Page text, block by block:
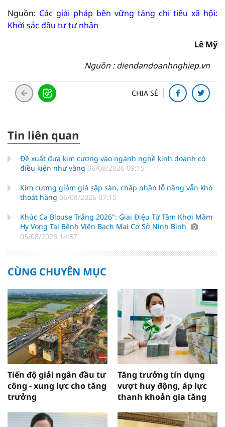
Nguồn: Các giải pháp bền vững tăng chi tiêu xã hội:
Khởi sắc đầu tư tư nhân
Lê Mỹ
Nguồn : diendandoanhnghiep.vn
CHIA SẺ
Tin liên quan
Đề xuất đưa kim cương vào ngành nghề kinh doanh có
điều kiện như vàng 06/08/2026 09:15
Kim cương giảm giá sập sàn, chấp nhận lỗ nặng vẫn khó
thoát hàng 06/08/2026 07:15
Khúc Ca Blouse Trắng 2026": Giai Điệu Từ Tâm Khơi Mầm
Hy Vọng Tại Bệnh Viện Bạch Mai Cơ Sở Ninh Bình
05/08/2026 14:57
CÙNG CHUYÊN MỤC
Tiến độ giải ngân đầu tư
công - xung lực cho tăng
trưởng
Tăng trưởng tín dụng
vượt huy động, áp lực
thanh khoản gia tăng